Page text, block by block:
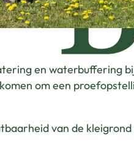
en waterbuffering
om een
van de